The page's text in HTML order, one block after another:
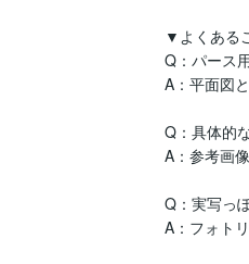
▼よくある
Q：パース
A：平面図
Q：具体的
A：参考画
Q：実写っ
A：フォト